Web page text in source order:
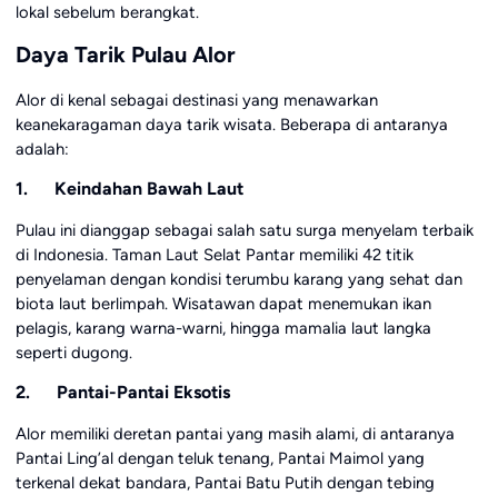
lokal sebelum berangkat.
Daya Tarik Pulau Alor
Alor di kenal sebagai destinasi yang menawarkan
keanekaragaman daya tarik wisata. Beberapa di antaranya
adalah:
1. Keindahan Bawah Laut
Pulau ini dianggap sebagai salah satu surga menyelam terbaik
di Indonesia. Taman Laut Selat Pantar memiliki 42 titik
penyelaman dengan kondisi terumbu karang yang sehat dan
biota laut berlimpah. Wisatawan dapat menemukan ikan
pelagis, karang warna-warni, hingga mamalia laut langka
seperti dugong.
2. Pantai-Pantai Eksotis
Alor memiliki deretan pantai yang masih alami, di antaranya
Pantai Ling’al dengan teluk tenang, Pantai Maimol yang
terkenal dekat bandara, Pantai Batu Putih dengan tebing